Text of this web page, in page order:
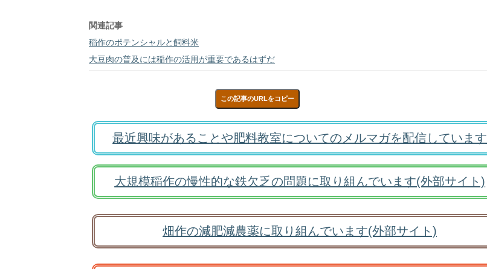
関連記事
稲作のポテンシャルと飼料米
大豆肉の普及には稲作の活用が重要であるはずだ
この記事のURLをコピー
最近興味があることや肥料教室についてのメルマガを配信しています
大規模稲作の慢性的な鉄欠乏の問題に取り組んでいます(外部サイト)
畑作の減肥減農薬に取り組んでいます(外部サイト)